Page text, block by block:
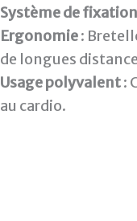
Système de fixation
Ergonomie:
de longues
Usage polyvalent:
au cardio.